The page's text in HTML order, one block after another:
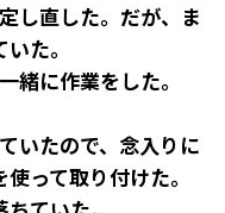
し直した。だが、ま
た。
緒に作業をした。
いたので、念入りに
って取り付けた。